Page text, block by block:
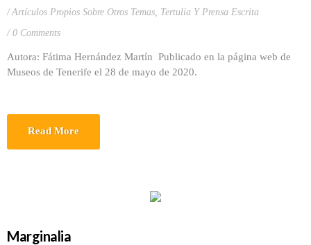
Artículos Propios Sobre Otros Temas, Tertulia Y Prensa Escrita
0 Comments
Autora: Fátima Hernández Martín Publicado en la página web de
Museos de Tenerife el 28 de mayo de 2020.
Read More
Marginalia